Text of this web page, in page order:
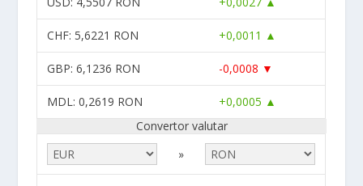
CHF: 5,6221 RON +0,0011 ▲
GBP: 6,1236 RON -0,0008 ▼
MDL: 0,2619 RON
+0,0005 ▲
Convertor valutar
»